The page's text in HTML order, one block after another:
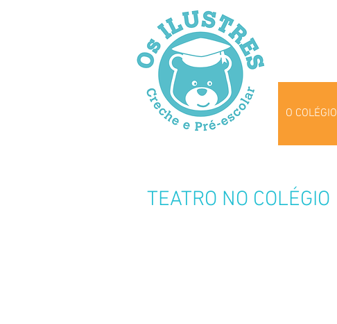
O COLÉGIO
TEATRO NO COLÉGIO